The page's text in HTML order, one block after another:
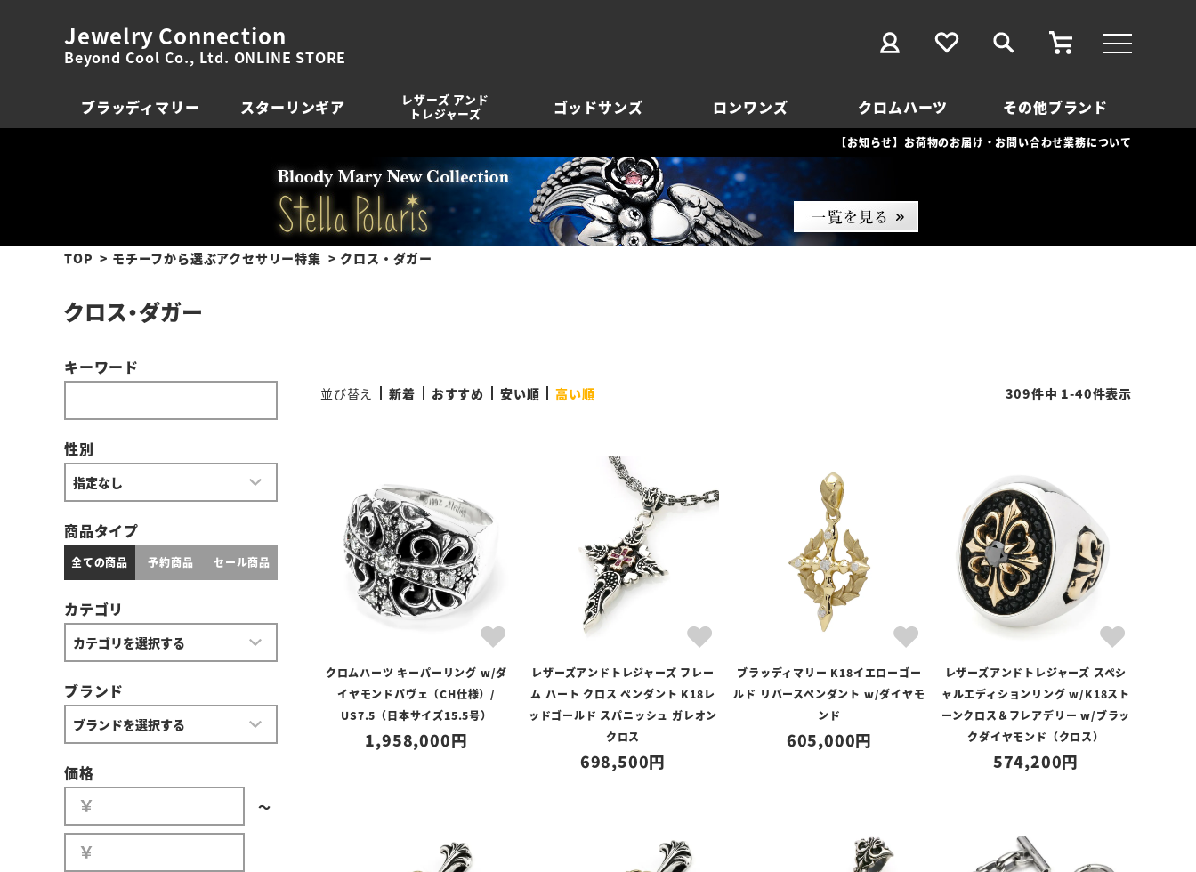
Jewelry Connection
Beyond Cool Co., Ltd. ONLINE STORE
ブラッディマリー スターリンギア
レザーズ アンド
トレジャーズ
ゴッドサンズ ロンワンズ クロムハーツ その他ブランド
【お知らせ】お荷物のお届け・お問い合わせ業務について
TOP モチーフから選ぶアクセサリー特集 クロス・ダガー
クロス・ダガー
キーワード
性別
商品タイプ
全ての商品 予約商品 セール商品
カテゴリ
ブランド
価格
〜
並び替え 新着 おすすめ 安い順 高い順 309件中 1-40件表示
クロムハーツ キーパーリング w/ダ
イヤモンドパヴェ（CH仕様）/
US7.5（日本サイズ15.5号）
1,958,000
レザーズアンドトレジャーズ フレー
ム ハート クロス ペンダント K18レ
ッドゴールド スパニッシュ ガレオン
クロス
698,500
ブラッディマリー K18イエローゴー
ルド リバースペンダント w/ダイヤモ
ンド
605,000
レザーズアンドトレジャーズ スペシ
ャルエディションリング w/K18スト
ーンクロス＆フレアデリー w/ブラッ
クダイヤモンド（クロス）
574,200